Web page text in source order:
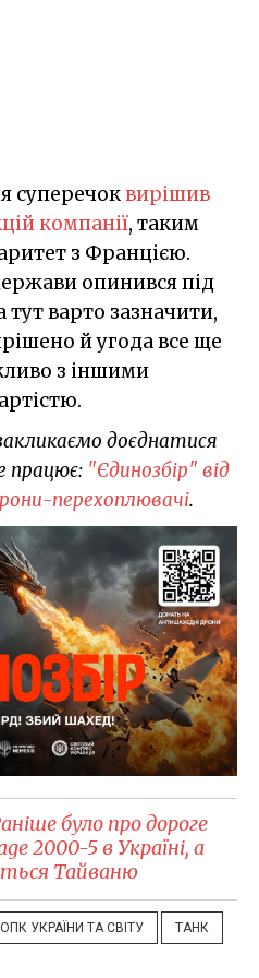
суперечоквирішив
компанії, таким
з Францією.
опинився під
варто зазначити,
й угода все ще
з іншими
доєднатися
працює: "Єдинозбір" від
перехоплювачі.
було про дороге
2000-5 в Україні, а
Тайваню
ОПК УКРАЇНИ ТА СВІТУ ТАНК